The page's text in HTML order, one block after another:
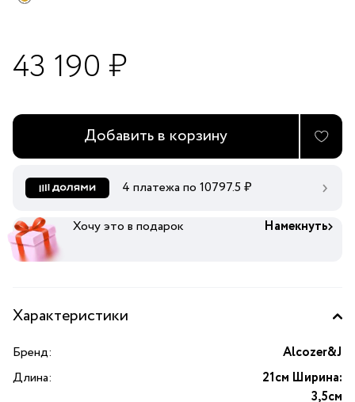
43 190 ₽
Добавить в корзину
4 платежа по 10797.5 ₽
Хочу это в подарок Намекнуть
Характеристики
Бренд:
Alcozer&J
Длина:
21см Ширина:
3,5см